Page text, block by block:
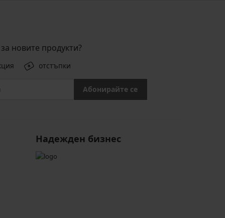
новите продукти?
отстъпки
Абонирайте се
Надежден бизнес